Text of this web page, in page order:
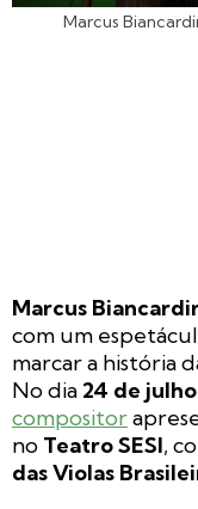
Marcus
Marcus
com um
marcar a história
No dia 24 de julho
compositor
no Teatro SESI,
das Violas